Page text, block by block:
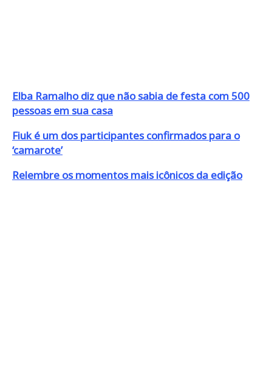
Elba Ramalho diz que não sabia de festa com 500
pessoas em sua casa
Fiuk é um dos participantes confirmados para o
‘camarote’
Relembre os momentos mais icônicos da edição